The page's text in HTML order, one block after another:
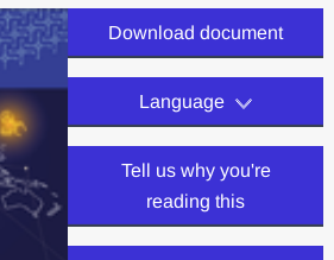
Download document
Language
Tell us why you're
reading this